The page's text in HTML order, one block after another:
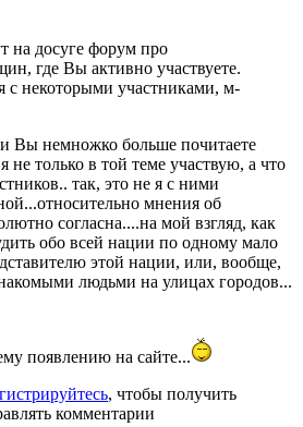
на досуге форум про
где Вы активно участвуете.
с некоторыми участниками, м-
Вы немножко больше почитаете
не только в той теме участвую, а что
так, это не я с ними
мнения об
согласна....на мой взгляд, как
обо всей нации по одному мало
этой нации, или, вообще,
людьми на улицах городов...
появлению на сайте...
, чтобы получить
комментарии